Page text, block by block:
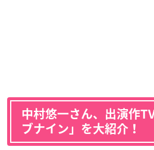
中村悠一さん、出演作
ブナイン」を大紹介！